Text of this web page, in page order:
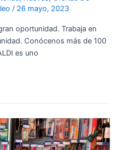
/ 26 mayo, 2023
oportunidad. Trabaja en
Conócenos más de 100
es uno